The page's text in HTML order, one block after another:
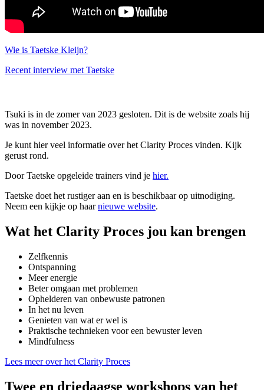
Wie is Taetske Kleijn?
Recent interview met Taetske
Tsuki is in de zomer van 2023 gesloten. Dit is de website zoals hij
was in november 2023.
Je kunt hier veel informatie over het Clarity Proces vinden. Kijk
gerust rond.
Door Taetske opgeleide trainers vind je hier.
Taetske doet het rustiger aan en is beschikbaar op uitnodiging.
Neem een kijkje op haarnieuwe website.
Wat het Clarity Proces jou kan brengen
Zelfkennis
Ontspanning
Meer energie
Beter omgaan met problemen
Ophelderen van onbewuste patronen
In het nu leven
Genieten van wat er wel is
Praktische technieken voor een bewuster leven
Mindfulness
Lees meer over het Clarity Proces
Twee en driedaagse workshops van het